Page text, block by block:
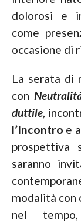
dolorosi e
come
occasione di
La serata di
con
duttile,
l’Incontro e
prospettiva
saranno
modalità con
nel